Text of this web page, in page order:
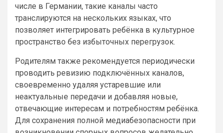
числе в Германии, такие каналы часто
транслируются на нескольких языках, что
позволяет интегрировать ребёнка в культурное
пространство без избыточных перегрузок.
Родителям также рекомендуется периодически
проводить ревизию подключённых каналов,
своевременно удаляя устаревшие или
неактуальные передачи и добавляя новые,
отвечающие интересам и потребностям ребёнка.
Для сохранения полной медиабезопасности при